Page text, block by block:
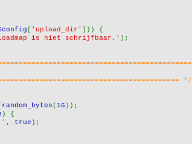
[ 'upload_dir' ])) {
is niet schrijfbaar.' );
*/
random_bytes(16 ));
) {
, true );